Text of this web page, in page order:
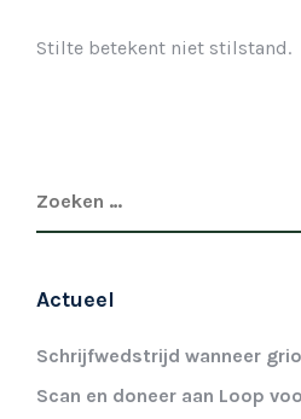
Stilte betekent niet stilstand.
Actueel
Schrijfwedstrijd wanneer
Scan en doneer aan Loop